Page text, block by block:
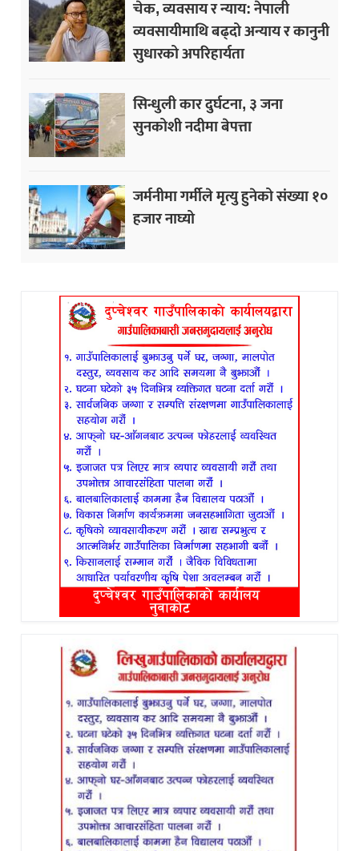
चेक, व्यवसाय र न्याय: नेपाली
व्यवसायीमाथि बढ्दो अन्याय र कानुनी
सुधारको अपरिहार्यता
सिन्धुली कार दुर्घटना, ३ जना
सुनकोशी नदीमा बेपत्ता
जर्मनीमा गर्मीले मृत्यु हुनेको संख्या १०
हजार नाघ्यो